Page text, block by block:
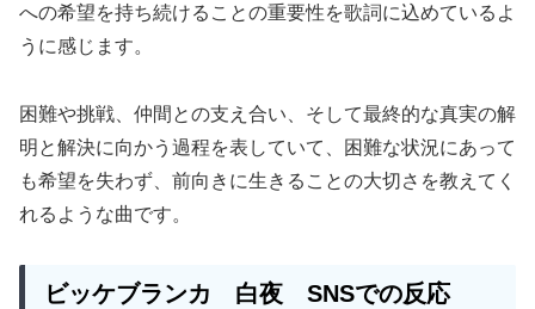
への希望を持ち続けることの重要性を歌詞に込めているよ
うに感じます。
困難や挑戦、仲間との支え合い、そして最終的な真実の解
明と解決に向かう過程を表していて、困難な状況にあって
も希望を失わず、前向きに生きることの大切さを教えてく
れるような曲です。
ビッケブランカ 白夜 SNSでの反応